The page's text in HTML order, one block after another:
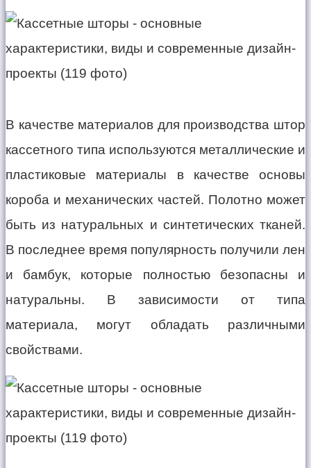
В качестве материалов для производства штор
кассетного типа используются металлические и
пластиковые материалы в качестве основы
короба и механических частей. Полотно может
быть из натуральных и синтетических тканей.
В последнее время популярность получили лен
и бамбук, которые полностью безопасны и
натуральны. В зависимости от типа
материала, могут обладать различными
свойствами.